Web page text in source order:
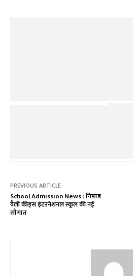
PREVIOUS ARTICLE
School Admission News : निमाड
वैली कीड्स इंटरनेशनल स्कूल की नई
सौगात